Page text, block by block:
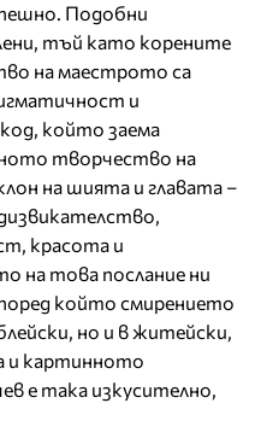
Подобни
тъй като корените
на маестрото са
и
който заема
творчество на
на шията и главата –
красота и
на това послание ни
който смирението
но и в житейски,
и картинното
е така изкусително,